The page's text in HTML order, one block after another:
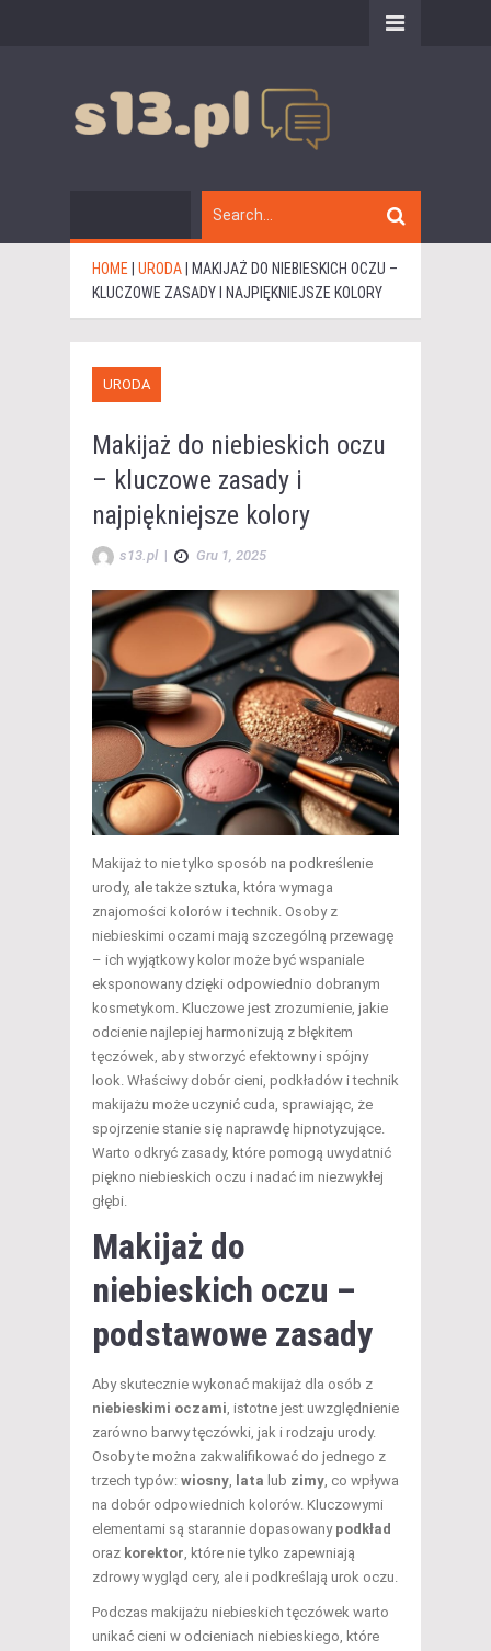
HOME URODA
MAKIJAŻ DO NIEBIESKICH OCZU –
KLUCZOWE ZASADY I NAJPIĘKNIEJSZE KOLORY
URODA
Makijaż do niebieskich oczu
– kluczowe zasady i
najpiękniejsze kolory
s13.pl | Gru 1, 2025
Makijaż to nie tylko sposób na podkreślenie
urody, ale także sztuka, która wymaga
znajomości kolorów i technik. Osoby z
niebieskimi oczami mają szczególną przewagę
– ich wyjątkowy kolor może być wspaniale
eksponowany dzięki odpowiednio dobranym
kosmetykom. Kluczowe jest zrozumienie, jakie
odcienie najlepiej harmonizują z błękitem
tęczówek, aby stworzyć efektowny i spójny
look. Właściwy dobór cieni, podkładów i technik
makijażu może uczynić cuda, sprawiając, że
spojrzenie stanie się naprawdę hipnotyzujące.
Warto odkryć zasady, które pomogą uwydatnić
piękno niebieskich oczu i nadać im niezwykłej
głębi.
Makijaż do
niebieskich oczu –
podstawowe zasady
Aby skutecznie wykonać makijaż dla osób z
niebieskimi oczami, istotne jest uwzględnienie
zarówno barwy tęczówki, jak i rodzaju urody.
Osoby te można zakwalifikować do jednego z
trzech typów: wiosny, lata lub zimy, co wpływa
na dobór odpowiednich kolorów. Kluczowymi
elementami są starannie dopasowany podkład
oraz korektor, które nie tylko zapewniają
zdrowy wygląd cery, ale i podkreślają urok oczu.
Podczas makijażu niebieskich tęczówek warto
unikać cieni w odcieniach niebieskiego, które